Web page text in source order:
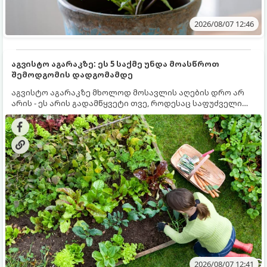
2026/08/07 12:46
აგვისტო აგარაკზე: ეს 5 საქმე უნდა მოასწროთ
შემოდგომის დადგომამდე
აგვისტო აგარაკზე მხოლოდ მოსავლის აღების დრო არ
არის - ეს არის გადამწყვეტი თვე, როდესაც საფუძველი
ეყრება მომავალი წლის მოსავალს და ბაღი მზადდება
შემოდგომა-ზამთრის სეზონისთვის. იმისათვის, რომ
ნიადაგმა ენერგია აღიდგინოს, ხოლო მცენარეებმა
ზამთარს გაუძლონ, აგვისტოს ბოლომდე 5
მნიშვნელოვანი საქმის გაკეთება უნდა მოასწროთ:
2026/08/07 12:41